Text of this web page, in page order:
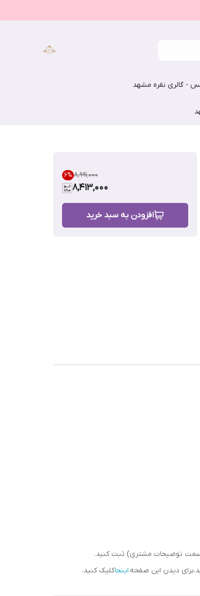
- گالری نقره مشهد
۸٬۹۹۱٬۰۰۰ 6%
8,413,000
افزودن به سبد خرید
قسمت توضیحات مشتری) ثبت کنید.
دیدن این صفحه اینجاکلیک کنید.